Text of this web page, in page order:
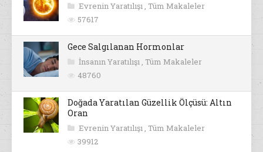
Evrenin Yaratılışı , Tüm Makaleler
57617
Gece Salgılanan Hormonlar
İnsanın Yaratılışı , Tüm Makaleler
48760
Doğada Yaratılan Güzellik Ölçüsü: Altın
Oran
Evrenin Yaratılışı , Tüm Makaleler
39912